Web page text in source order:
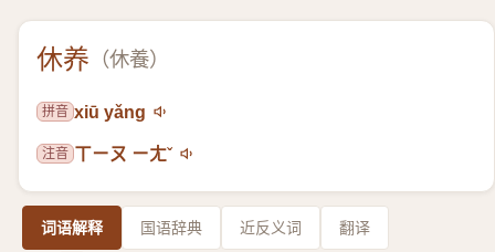
休养 （休養）
拼音 xiū yǎng
注音 ㄒㄧㄡ ㄧㄤˇ
词语解释 国语辞典 近反义词 翻译